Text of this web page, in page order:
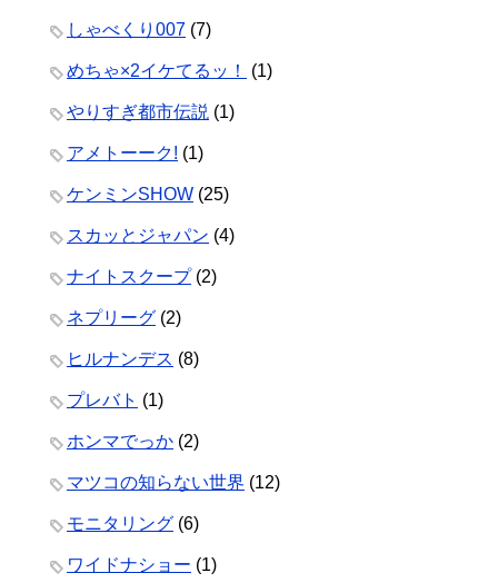
しゃべくり007 (7)
めちゃ×2イケてるッ！ (1)
やりすぎ都市伝説 (1)
アメトーーク! (1)
ケンミンSHOW (25)
スカッとジャパン (4)
ナイトスクープ(2)
ネプリーグ (2)
ヒルナンデス (8)
プレバト (1)
ホンマでっか (2)
マツコの知らない世界 (12)
モニタリング (6)
ワイドナショー (1)